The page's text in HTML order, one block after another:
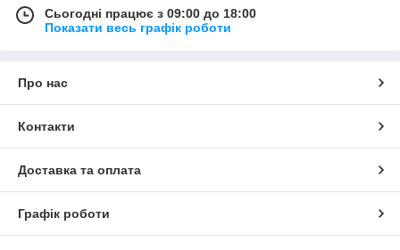
Сьогодні працює з 09:00 до 18:00
Показати весь графік роботи
Про нас
Контакти
Доставка та оплата
Графік роботи